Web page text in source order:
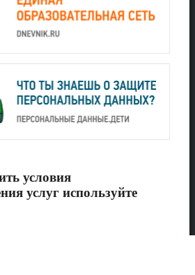
условия
услуг используйте